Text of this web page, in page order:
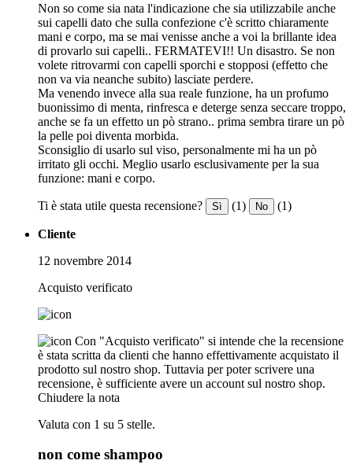
Non so come sia nata l'indicazione che sia utilizzabile anche
sui capelli dato che sulla confezione c'è scritto chiaramente
mani e corpo, ma se mai venisse anche a voi la brillante idea
di provarlo sui capelli.. FERMATEVI!! Un disastro. Se non
volete ritrovarmi con capelli sporchi e stopposi (effetto che
non va via neanche subito) lasciate perdere.
Ma venendo invece alla sua reale funzione, ha un profumo
buonissimo di menta, rinfresca e deterge senza seccare troppo,
anche se fa un effetto un pò strano.. prima sembra tirare un pò
la pelle poi diventa morbida.
Sconsiglio di usarlo sul viso, personalmente mi ha un pò
irritato gli occhi. Meglio usarlo esclusivamente per la sua
funzione: mani e corpo.
Ti è stata utile questa recensione? Sì (1) No (1)
Cliente
12 novembre 2014
Acquisto verificato
Con "Acquisto verificato" si intende che la recensione
è stata scritta da clienti che hanno effettivamente acquistato il
prodotto sul nostro shop. Tuttavia per poter scrivere una
recensione, è sufficiente avere un account sul nostro shop.
Chiudere la nota
Valuta con 1 su 5 stelle.
non come shampoo